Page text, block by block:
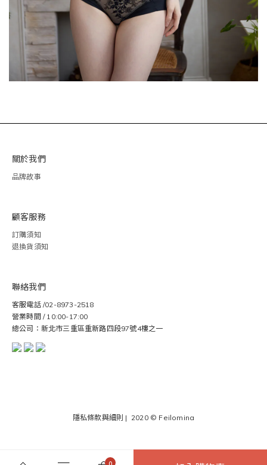
關於我們
品牌故事
顧客服務
訂購須知
退換貨須知
聯絡我們
客服電話 /02-8973-2518
營業時間 / 10:00-17:00
總公司：新北市三重區重新路四段97號4樓之一
隱私條款與細則 | 2020 © Feilomina